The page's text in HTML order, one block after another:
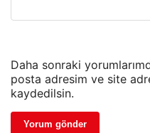
Daha sonraki
posta adresim ve site
kaydedilsin.